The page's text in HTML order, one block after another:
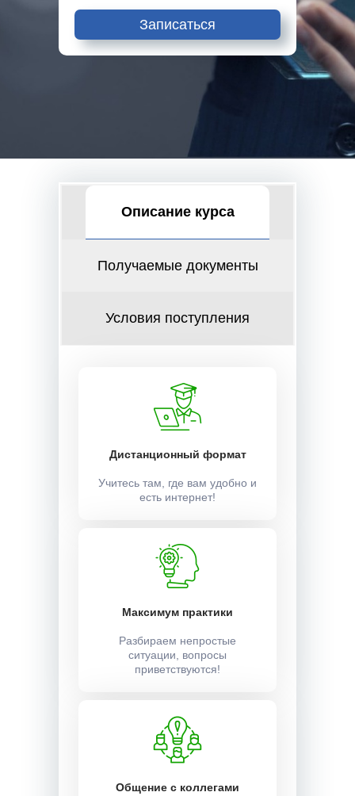
Записаться
Описание курса
Получаемые документы
Условия поступления
Дистанционный формат
Учитесь там, где вам удобно и
есть интернет!
Максимум практики
Разбираем непростые
ситуации, вопросы
приветствуются!
Общение с коллегами